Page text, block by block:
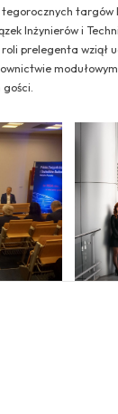
Inżynierów i
prelegenta wziął